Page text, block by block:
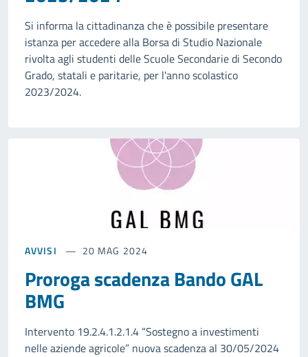
Si informa la cittadinanza che è possibile presentare
istanza per accedere alla Borsa di Studio Nazionale
rivolta agli studenti delle Scuole Secondarie di Secondo
Grado, statali e paritarie, per l'anno scolastico
2023/2024.
AVVISI 20 MAG 2024
Proroga scadenza Bando GAL
BMG
Intervento 19.2.4.1.2.1.4 “Sostegno a investimenti
nelle aziende agricole” nuova scadenza al 30/05/2024